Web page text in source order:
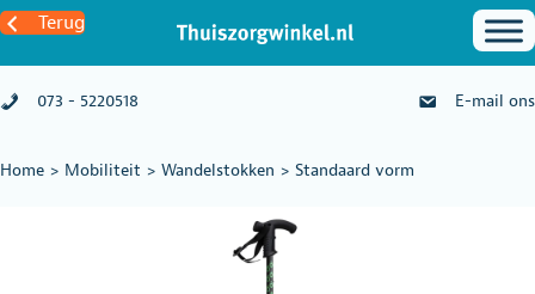
Terug
073 - 5220518 E-mail ons
Home > Mobiliteit > Wandelstokken > Standaard vorm